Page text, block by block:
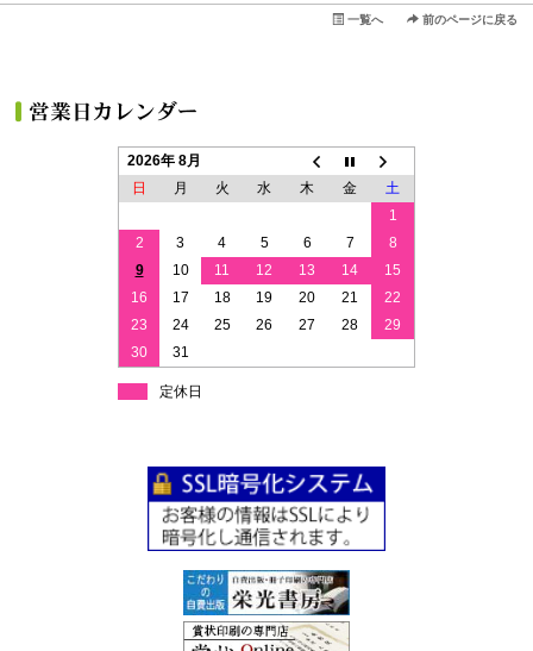
一覧へ 前のページに戻る
2026年 8月
日
月 火 水 木 金
土
1
2
3 4 5 6 7
8
9
10 11 12 13 14
15
16
17 18 19 20 21
22
23
24 25 26 27 28
29
30
31
定休日